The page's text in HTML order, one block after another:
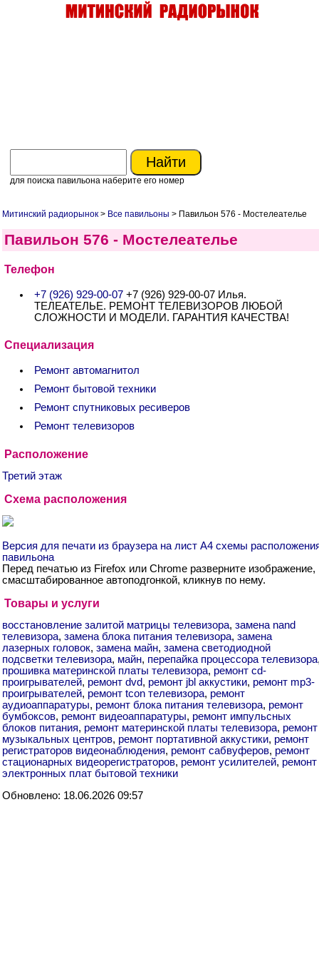
для поиска павильона наберите его номер
Митинский радиорынок > Все павильоны > Павильон 576 - Мостелеателье
Павильон 576 - Мостелеателье
Телефон
+7 (926) 929-00-07 +7 (926) 929-00-07 Илья.
ТЕЛЕАТЕЛЬЕ. РЕМОНТ ТЕЛЕВИЗОРОВ ЛЮБОЙ
СЛОЖНОСТИ И МОДЕЛИ. ГАРАНТИЯ КАЧЕСТВА!
Специализация
Ремонт автомагнитол
Ремонт бытовой техники
Ремонт спутниковых ресиверов
Ремонт телевизоров
Расположение
Третий этаж
Схема расположения
Версия для печати из браузера на лист А4 схемы
павильона
Перед печатью из Firefox или Chrome разверните изображение,
смасштабированное автоподгонкой, кликнув по нему.
Товары и услуги
восстановление залитой матрицы телевизора, замена nand
телевизора, замена блока питания телевизора, замена
лазерных головок, замена майн, замена светодиодной
подсветки телевизора, майн, перепайка процессора телевизора
прошивка материнской платы телевизора, ремонт cd-
проигрывателей, ремонт dvd, ремонт jbl аккустики, ремонт mp3-
проигрывателей, ремонт tcon телевизора, ремонт
аудиоаппаратуры, ремонт блока питания телевизора, ремонт
бумбоксов, ремонт видеоаппаратуры, ремонт импульсных
блоков питания, ремонт материнской платы телевизора, ремонт
музыкальных центров, ремонт портативной аккустики, ремонт
регистраторов видеонаблюдения, ремонт сабвуферов, ремонт
стационарных видеорегистраторов, ремонт усилителей, ремонт
электронных плат бытовой техники
Обновлено: 18.06.2026 09:57